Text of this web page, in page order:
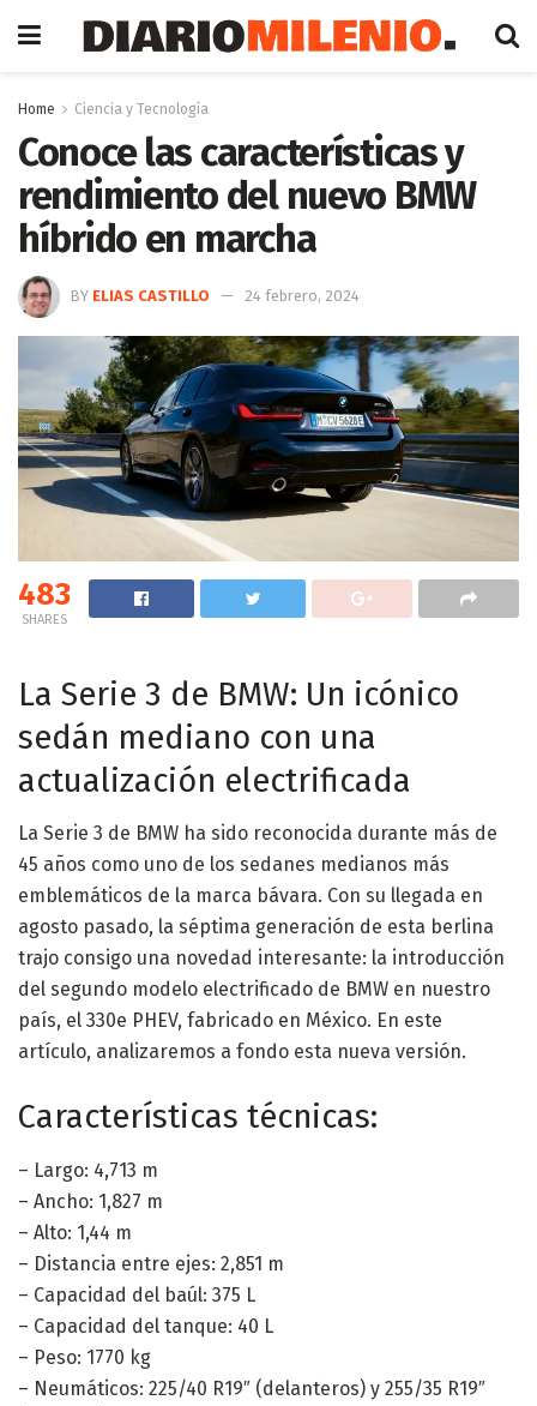
Home Ciencia y Tecnología
Conoce las características y
rendimiento del nuevo BMW
híbrido en marcha
BY ELIAS CASTILLO 24 febrero, 2024
483
SHARES
La Serie 3 de BMW: Un icónico
sedán mediano con una
actualización electrificada
La Serie 3 de BMW ha sido reconocida durante más de
45 años como uno de los sedanes medianos más
emblemáticos de la marca bávara. Con su llegada en
agosto pasado, la séptima generación de esta berlina
trajo consigo una novedad interesante: la introducción
del segundo modelo electrificado de BMW en nuestro
país, el 330e PHEV, fabricado en México. En este
artículo, analizaremos a fondo esta nueva versión.
Características técnicas:
– Largo: 4,713 m
– Ancho: 1,827 m
– Alto: 1,44 m
– Distancia entre ejes: 2,851 m
– Capacidad del baúl: 375 L
– Capacidad del tanque: 40 L
– Peso: 1770 kg
– Neumáticos: 225/40 R19″ (delanteros) y 255/35 R19″